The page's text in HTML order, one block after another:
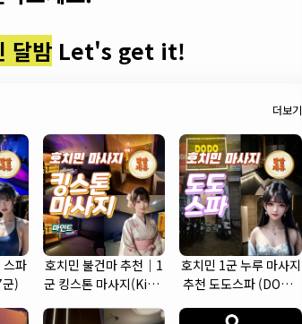
달밤Let's get it!
더보기
스파
)
호치민 불건마 추천｜1
군 킹스톤 마사지(King
호치민 1군 누루 마사지
추천 도도스파 (DODO